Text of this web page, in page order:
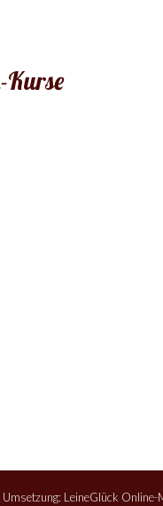
Kurse
LeineGlück Online-